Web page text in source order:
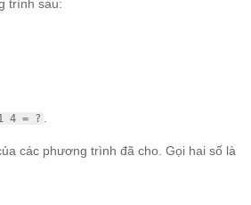
trình sau:
4 = ?
các phương trình đã cho. Gọi hai số là